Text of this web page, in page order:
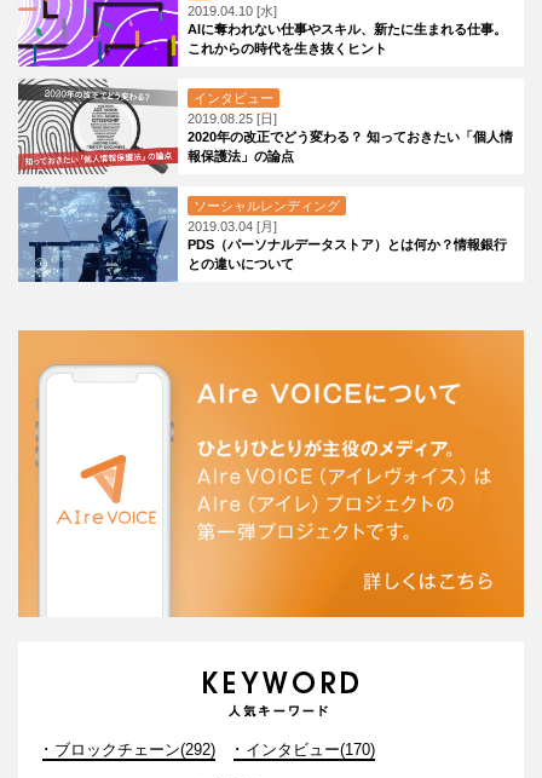
2019.04.10 [水]
AIに奪われない仕事やスキル、新たに生まれる仕事。
これからの時代を生き抜くヒント
インタビュー
2019.08.25 [日]
2020年の改正でどう変わる？ 知っておきたい「個人情
報保護法」の論点
ソーシャルレンディング
2019.03.04 [月]
PDS（パーソナルデータストア）とは何か？情報銀行
との違いについて
ブロックチェーン(292) インタビュー(170)